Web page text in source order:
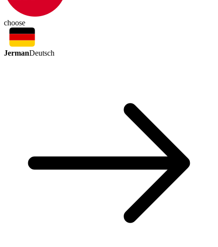
choose
JermanDeutsch